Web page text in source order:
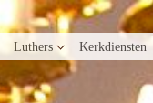
Luthers Kerkdiensten